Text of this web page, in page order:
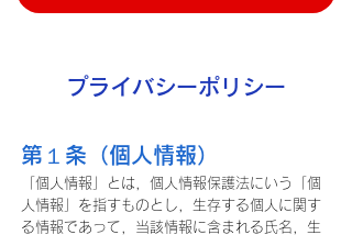
プライバシーポリシー
第１条（個人情報）
「個人情報」とは，個人情報保護法にいう「個
人情報」を指すものとし，生存する個人に関す
る情報であって，当該情報に含まれる氏名，生